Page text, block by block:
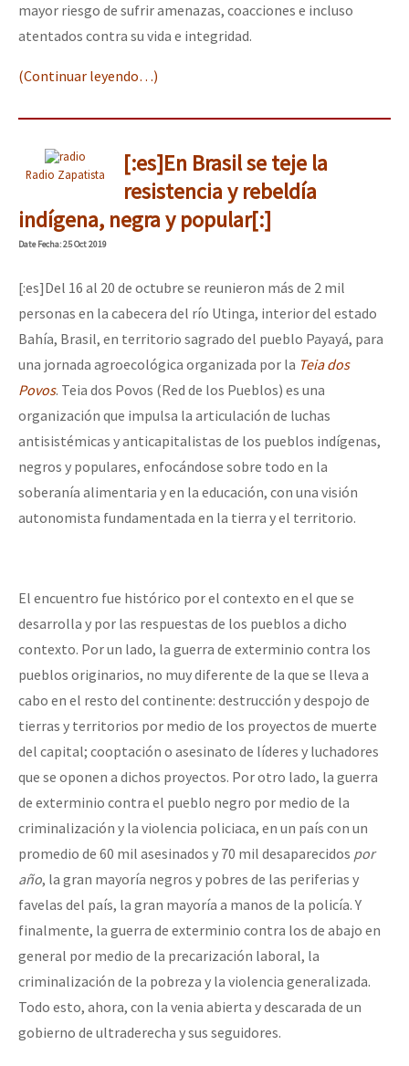
mayor riesgo de sufrir amenazas, coacciones e incluso
atentados contra su vida e integridad.
(Continuar leyendo…)
Radio Zapatista
[:es]En Brasil se teje la
resistencia y rebeldía
indígena, negra y popular[:]
DateFecha: 25 Oct 2019
[:es]Del 16 al 20 de octubre se reunieron más de 2 mil
personas en la cabecera del río Utinga, interior del estado
Bahía, Brasil, en territorio sagrado del pueblo Payayá, para
una jornada agroecológica organizada por la Teia dos
Povos. Teia dos Povos (Red de los Pueblos) es una
organización que impulsa la articulación de luchas
antisistémicas y anticapitalistas de los pueblos indígenas,
negros y populares, enfocándose sobre todo en la
soberanía alimentaria y en la educación, con una visión
autonomista fundamentada en la tierra y el territorio.
El encuentro fue histórico por el contexto en el que se
desarrolla y por las respuestas de los pueblos a dicho
contexto. Por un lado, la guerra de exterminio contra los
pueblos originarios, no muy diferente de la que se lleva a
cabo en el resto del continente: destrucción y despojo de
tierras y territorios por medio de los proyectos de muerte
del capital; cooptación o asesinato de líderes y luchadores
que se oponen a dichos proyectos. Por otro lado, la guerra
de exterminio contra el pueblo negro por medio de la
criminalización y la violencia policiaca, en un país con un
promedio de 60 mil asesinados y 70 mil desaparecidos por
año, la gran mayoría negros y pobres de las periferias y
favelas del país, la gran mayoría a manos de la policía. Y
finalmente, la guerra de exterminio contra los de abajo en
general por medio de la precarización laboral, la
criminalización de la pobreza y la violencia generalizada.
Todo esto, ahora, con la venia abierta y descarada de un
gobierno de ultraderecha y sus seguidores.